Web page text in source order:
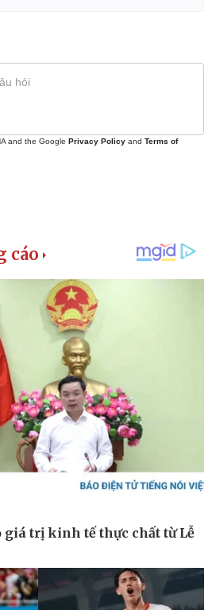
Vũ khí
Việt Nam
and the Google Privacy Policy and Terms of